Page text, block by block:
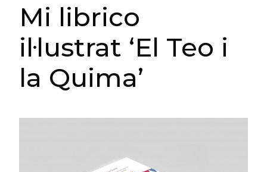
Mi librico
il·lustrat ‘El Teo i
la Quima’